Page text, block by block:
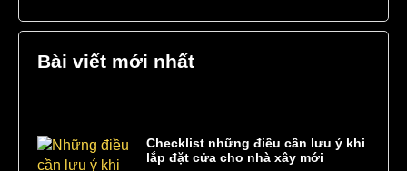
Bài viết mới nhất
Checklist những điều cần lưu ý khi
lắp đặt cửa cho nhà xây mới